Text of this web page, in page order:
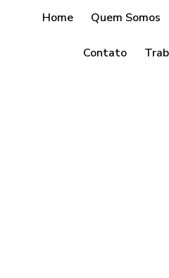
Home Quem Somos
Contato